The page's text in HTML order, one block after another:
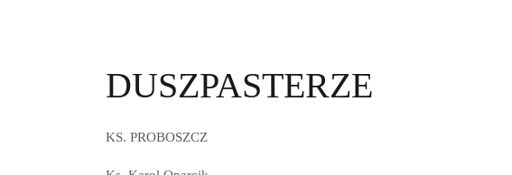
DUSZPASTERZE
KS. PROBOSZCZ